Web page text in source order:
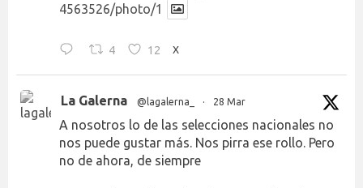
4563526/photo/1
4 12 X
La Galerna @lagalerna_ · 28 Mar
A nosotros lo de las selecciones nacionales no
nos puede gustar más. Nos pirra ese rollo. Pero
no de ahora, de siempre